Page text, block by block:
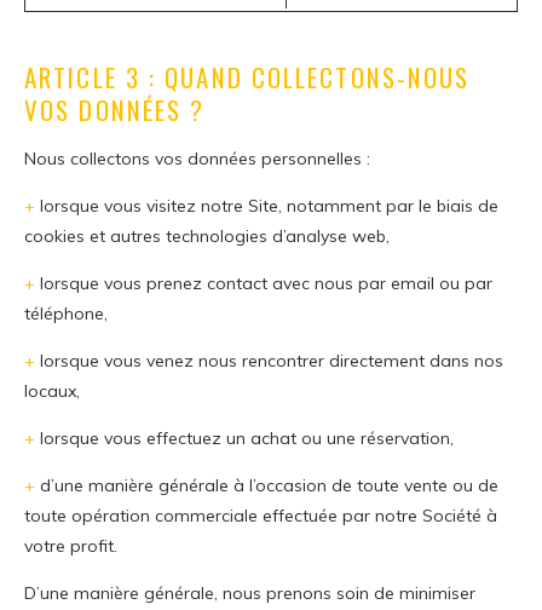
ARTICLE 3 : QUAND COLLECTONS-NOUS
VOS DONNÉES ?
Nous collectons vos données personnelles :
+ lorsque vous visitez notre Site, notamment par le biais de
cookies et autres technologies d’analyse web,
+ lorsque vous prenez contact avec nous par email ou par
téléphone,
+ lorsque vous venez nous rencontrer directement dans nos
locaux,
+ lorsque vous effectuez un achat ou une réservation,
+ d’une manière générale à l’occasion de toute vente ou de
toute opération commerciale effectuée par notre Société à
votre profit.
D’une manière générale, nous prenons soin de minimiser